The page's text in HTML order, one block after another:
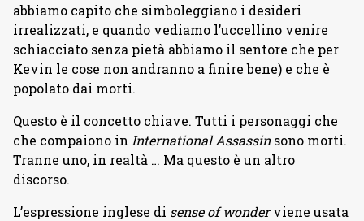
abbiamo capito che simboleggiano i desideri
irrealizzati, e quando vediamo l’uccellino venire
schiacciato senza pietà abbiamo il sentore che per
Kevin le cose non andranno a finire bene) e che è
popolato dai morti.
Questo è il concetto chiave. Tutti i personaggi che
che compaiono in International Assassinsono morti.
Tranne uno, in realtà … Ma questo è un altro
discorso.
L’espressione inglese di sense of wonderviene usata